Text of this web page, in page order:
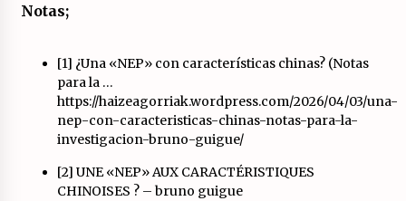
Notas;
[1] ¿Una «NEP» con características chinas? (Notas
para la …
https://haizeagorriak.wordpress.com/2026/04/03/una-
nep-con-caracteristicas-chinas-notas-para-la-
investigacion-bruno-guigue/
[2] UNE «NEP» AUX CARACTÉRISTIQUES
CHINOISES ? – bruno guigue